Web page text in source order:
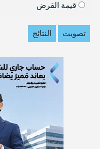
قيمة القرض
تصويت النتائج